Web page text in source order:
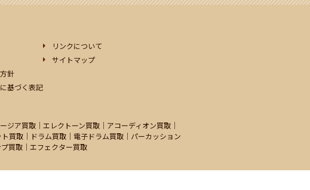
針
基づく表記
リンクについて
サイトマップ
ジア買取｜エレクトーン買取｜アコーディオン買取｜
買取｜ドラム買取｜電子ドラム買取｜パーカッション
買取｜エフェクター買取